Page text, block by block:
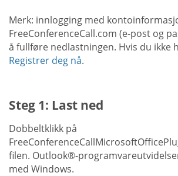
Merk: innlogging med
FreeConferenceCall.com (e-post og
å fullføre nedlastningen. Hvis du ikke
Registrer deg nå.
Steg 1: Last ned
Dobbeltklikk på
filen. Outlook®-
med Windows.